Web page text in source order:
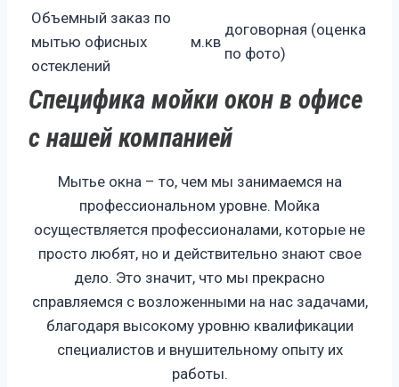
Объемный заказ по
мытью офисных
остеклений
м.кв
договорная (оценка
по фото)
Специфика мойки окон в офисе
с нашей компанией
Мытье окна – то, чем мы занимаемся на
профессиональном уровне. Мойка
осуществляется профессионалами, которые не
просто любят, но и действительно знают свое
дело. Это значит, что мы прекрасно
справляемся с возложенными на нас задачами,
благодаря высокому уровню квалификации
специалистов и внушительному опыту их
работы.